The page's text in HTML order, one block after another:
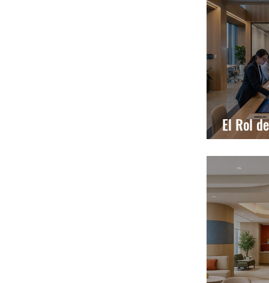
El Rol
Moderna